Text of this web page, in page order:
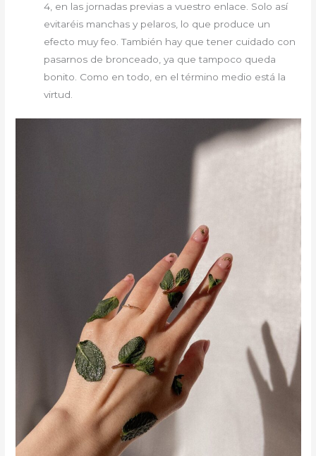
4, en las jornadas previas a vuestro enlace. Solo así
evitaréis manchas y pelaros, lo que produce un
efecto muy feo. También hay que tener cuidado con
pasarnos de bronceado, ya que tampoco queda
bonito. Como en todo, en el término medio está la
virtud.